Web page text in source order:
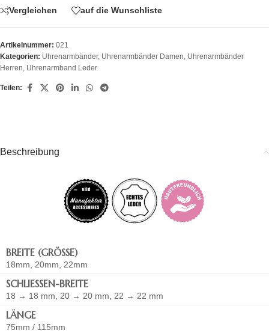
Vergleichen auf die Wunschliste
Artikelnummer: 021
Kategorien: Uhrenarmbänder, Uhrenarmbänder Damen, Uhrenarmbänder
Herren, Uhrenarmband Leder
Teilen:
Beschreibung
BREITE (GRÖSSE)
18mm, 20mm, 22mm
SCHLIESSEN-BREITE
18 → 18 mm, 20 → 20 mm, 22 → 22 mm
LÄNGE
75mm / 115mm